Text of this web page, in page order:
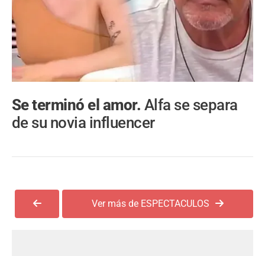
Se terminó el amor. Alfa se separa
de su novia influencer
Ver más de ESPECTACULOS